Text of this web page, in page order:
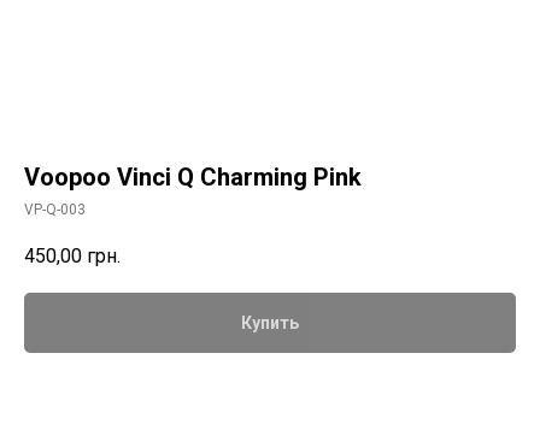
Voopoo Vinci Q Charming Pink
VP-Q-003
450,00 грн.
Купить